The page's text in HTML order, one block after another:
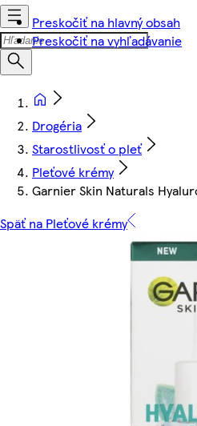
Preskočiť na hlavný obsah
Preskočiť na vyhľadávanie
Drogéria
Starostlivosť o pleť
Pleťové krémy
Garnier Skin Naturals
Späť na Pleťové krémy